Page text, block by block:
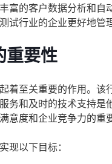
富的客户数据分析和自
试行业的企业更好地管
重要性
着至关重要的作用。
务和及时的技术支持
意度和企业竞争力的重
现以下目标：